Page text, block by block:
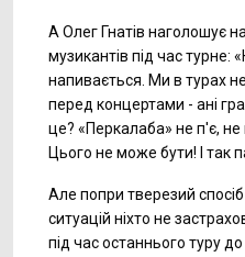
А Олег Гнатів наголошує
музикантів під час турне:
напивається. Ми в турах
перед концертами - ані
це? «Перкалаба» не п'є,
Цього не може бути! І так
Але попри тверезий
ситуацій ніхто не
під час останнього туру